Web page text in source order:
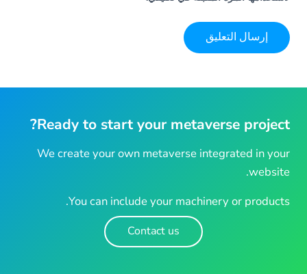
Ready to start your metaverse project?
We create your own metaverse integrated in your
website.
You can include your machinery or products.
Contact us